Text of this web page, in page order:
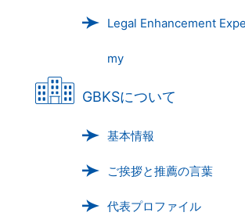
Legal Enhancement
my
GBKSについて
基本情報
ご挨拶と推薦の言葉
代表プロファイル